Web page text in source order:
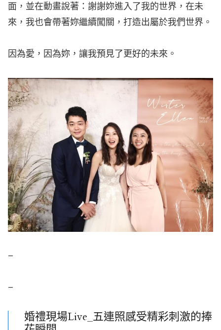
面，並在動畫說著：謝謝妳進入了我的世界，在未
來，我也會帶著妳繼續闖關，打造出屬於我們世界。
因為愛，因為妳，讓我預見了更好的未來。
–
–
婚禮現場Live_五連照感受精彩刺激的捧